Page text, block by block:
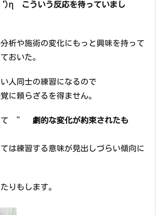
こういう反応を待っていまし
析や施術の変化にもっと興味を持って
おいた。
人同士の練習になるので
に頼らざるを得ません。
って ” 劇的な変化が約束されたも
は練習する意味が見出しづらい傾向に
りもします。